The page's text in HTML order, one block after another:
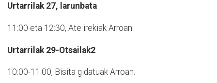
Urtarrilak 27, larunbata
11:00 eta 12:30, Ate irekiak Arroan.
Urtarrilak 29-Otsailak2
10:00-11:00, Bisita gidatuak Arroan.